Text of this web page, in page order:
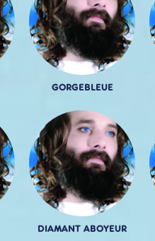
GORGEBLEUE
DIAMANT ABOYEUR